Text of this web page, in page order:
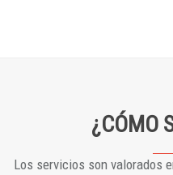
¿CÓMO
Los servicios son valorados